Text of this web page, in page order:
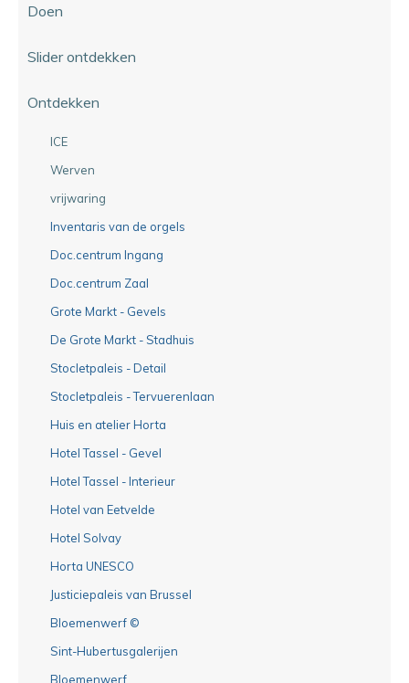
Doen
Slider ontdekken
Ontdekken
ICE
Werven
vrijwaring
Inventaris van de orgels
Doc.centrum Ingang
Doc.centrum Zaal
Grote Markt - Gevels
De Grote Markt - Stadhuis
Stocletpaleis - Detail
Stocletpaleis - Tervuerenlaan
Huis en atelier Horta
Hotel Tassel - Gevel
Hotel Tassel - Interieur
Hotel van Eetvelde
Hotel Solvay
Horta UNESCO
Justiciepaleis van Brussel
Bloemenwerf ©
Sint-Hubertusgalerijen
Bloemenwerf